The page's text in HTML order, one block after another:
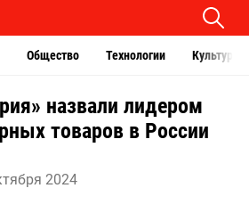
Общество Технологии Культура
назвали лидером
товаров в России
2024